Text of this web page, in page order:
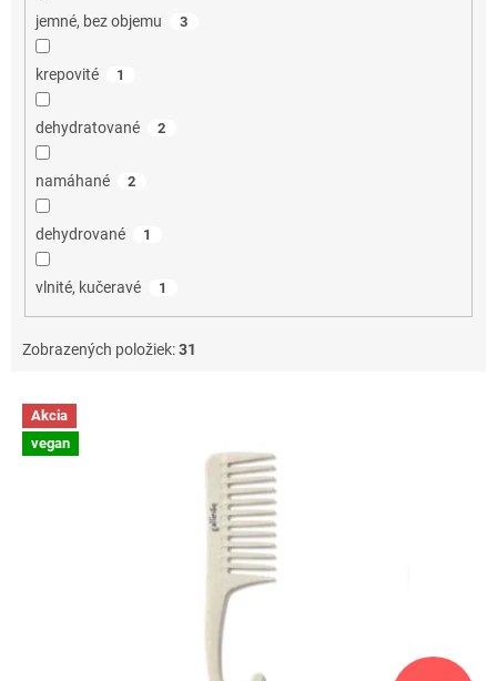
jemné, bez objemu 3
krepovité 1
dehydratované 2
namáhané 2
dehydrované 1
vlnité, kučeravé 1
Zobrazených položiek:31
V Akcia
vegan